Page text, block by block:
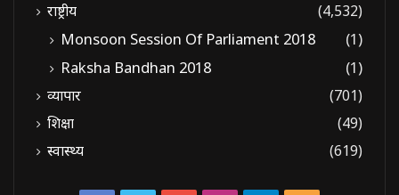
राष्ट्रीय
(4,532)
Monsoon Session Of Parliament 2018
(1)
Raksha Bandhan 2018
(1)
व्यापार
(701)
शिक्षा
(49)
स्वास्थ्य
(619)